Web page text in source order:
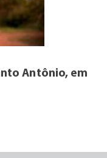
Antônio, em